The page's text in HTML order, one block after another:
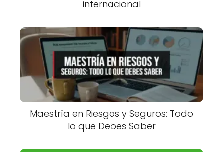
internacional
Maestría en Riesgos y Seguros: Todo
lo que Debes Saber